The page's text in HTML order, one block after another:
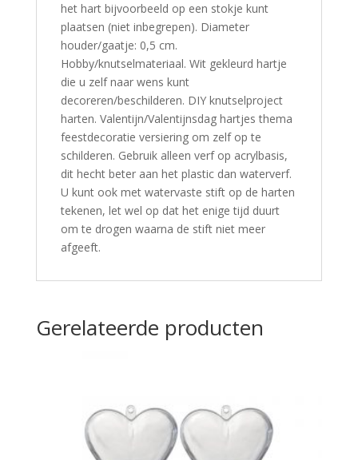
het hart bijvoorbeeld op een stokje kunt
plaatsen (niet inbegrepen). Diameter
houder/gaatje: 0,5 cm.
Hobby/knutselmateriaal. Wit gekleurd hartje
die u zelf naar wens kunt
decoreren/beschilderen. DIY knutselproject
harten. Valentijn/Valentijnsdag hartjes thema
feestdecoratie versiering om zelf op te
schilderen. Gebruik alleen verf op acrylbasis,
dit hecht beter aan het plastic dan waterverf.
U kunt ook met watervaste stift op de harten
tekenen, let wel op dat het enige tijd duurt
om te drogen waarna de stift niet meer
afgeeft.
Gerelateerde producten